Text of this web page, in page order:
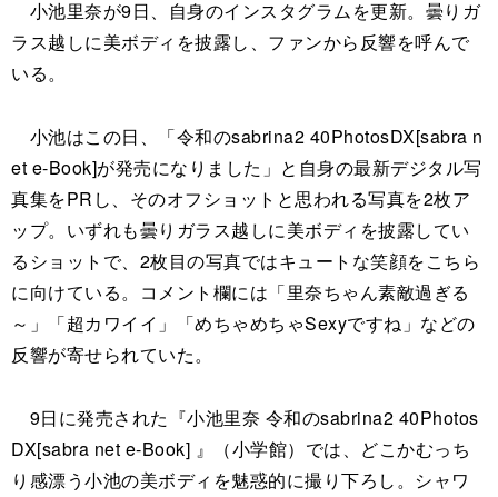
小池里奈が9日、自身のインスタグラムを更新。曇りガ
ラス越しに美ボディを披露し、ファンから反響を呼んで
いる。
小池はこの日、「令和のsabrina2 40PhotosDX[sabra n
et e-Book]が発売になりました」と自身の最新デジタル写
真集をPRし、そのオフショットと思われる写真を2枚ア
ップ。いずれも曇りガラス越しに美ボディを披露してい
るショットで、2枚目の写真ではキュートな笑顔をこちら
に向けている。コメント欄には「里奈ちゃん素敵過ぎる
～」「超カワイイ」「めちゃめちゃSexyですね」などの
反響が寄せられていた。
9日に発売された『小池里奈 令和のsabrina2 40Photos
DX[sabra net e-Book] 』（小学館）では、どこかむっち
り感漂う小池の美ボディを魅惑的に撮り下ろし。シャワ